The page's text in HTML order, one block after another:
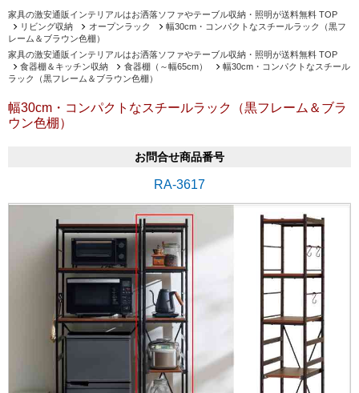
家具の激安通販インテリアルはお洒落ソファやテーブル収納・照明が送料無料 TOP
リビング収納
オープンラック
幅30cm・コンパクトなスチールラック（黒フ
レーム＆ブラウン色棚）
家具の激安通販インテリアルはお洒落ソファやテーブル収納・照明が送料無料 TOP
食器棚＆キッチン収納
食器棚（～幅65cm）
幅30cm・コンパクトなスチール
ラック（黒フレーム＆ブラウン色棚）
幅30cm・コンパクトなスチールラック（黒フレーム＆ブラ
ウン色棚）
お問合せ商品番号
RA-3617